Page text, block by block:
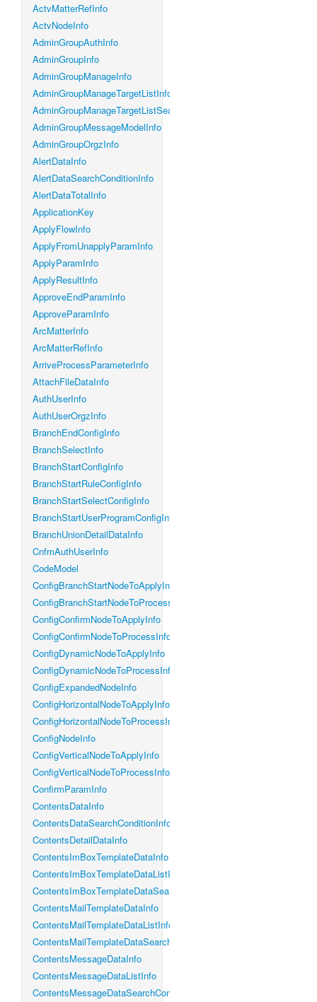
ActvMatterRefInfo
ActvNodeInfo
AdminGroupAuthInfo
AdminGroupInfo
AdminGroupManageInfo
AdminGroupManageTargetListInfo
AdminGroupManageTargetListSearchConditionInfo
AdminGroupMessageModelInfo
AdminGroupOrgzInfo
AlertDataInfo
AlertDataSearchConditionInfo
AlertDataTotalInfo
ApplicationKey
ApplyFlowInfo
ApplyFromUnapplyParamInfo
ApplyParamInfo
ApplyResultInfo
ApproveEndParamInfo
ApproveParamInfo
ArcMatterInfo
ArcMatterRefInfo
ArriveProcessParameterInfo
AttachFileDataInfo
AuthUserInfo
AuthUserOrgzInfo
BranchEndConfigInfo
BranchSelectInfo
BranchStartConfigInfo
BranchStartRuleConfigInfo
BranchStartSelectConfigInfo
BranchStartUserProgramConfigInfo
BranchUnionDetailDataInfo
CnfmAuthUserInfo
CodeModel
ConfigBranchStartNodeToApplyInfo
ConfigBranchStartNodeToProcessInfo
ConfigConfirmNodeToApplyInfo
ConfigConfirmNodeToProcessInfo
ConfigDynamicNodeToApplyInfo
ConfigDynamicNodeToProcessInfo
ConfigExpandedNodeInfo
ConfigHorizontalNodeToApplyInfo
ConfigHorizontalNodeToProcessInfo
ConfigNodeInfo
ConfigVerticalNodeToApplyInfo
ConfigVerticalNodeToProcessInfo
ConfirmParamInfo
ContentsDataInfo
ContentsDataSearchConditionInfo
ContentsDetailDataInfo
ContentsImBoxTemplateDataInfo
ContentsImBoxTemplateDataListInfo
ContentsImBoxTemplateDataSearchConditionInfo
ContentsMailTemplateDataInfo
ContentsMailTemplateDataListInfo
ContentsMailTemplateDataSearchConditionInfo
ContentsMessageDataInfo
ContentsMessageDataListInfo
ContentsMessageDataSearchConditionInfo